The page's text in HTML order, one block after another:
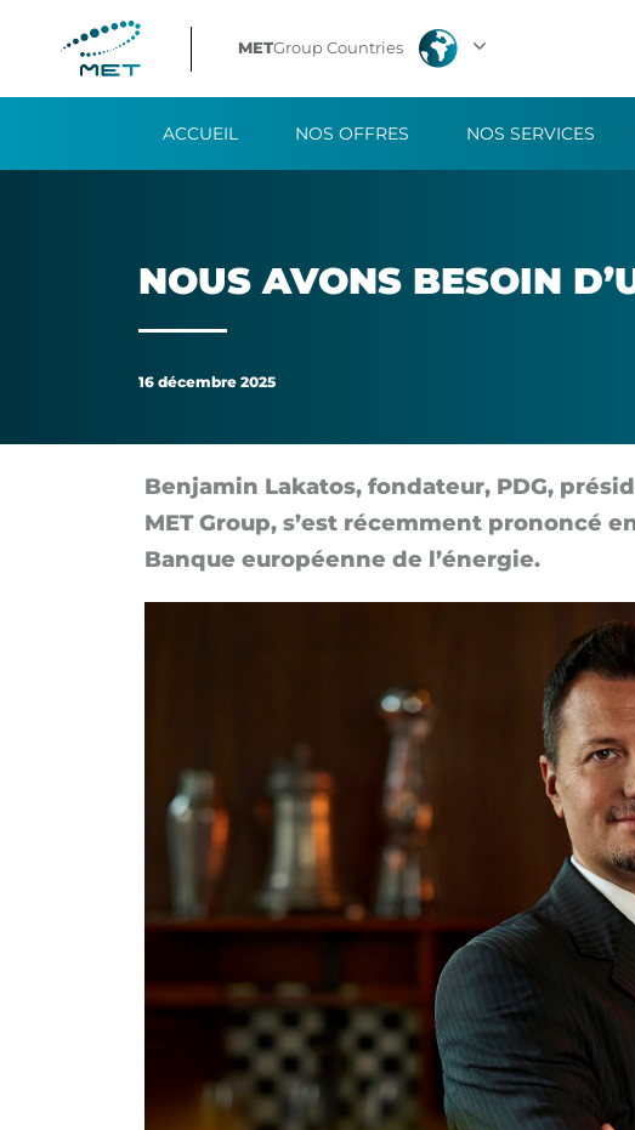
Nous
avons
Banque
Européenne
l’Énergie
METGroup Countries
ACCUEIL NOS OFFRES NOS SERVICES
NOUS AVONS BE­SOIN
16 décembre 2025
Ben­ja­min La­ka­tos, fon­da­teur, PDG,
MET Group, s’est ré­cem­ment pro­non­cé
Banque eu­ro­péenne de l’éner­gie.